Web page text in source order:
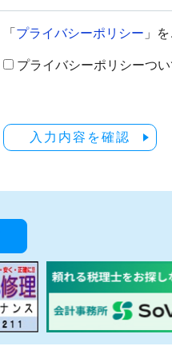
「 プライバシーポリシー 」
プライバシーポリシーつ
入力内容を確認